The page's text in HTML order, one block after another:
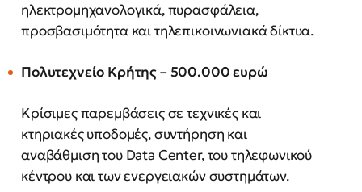
ηλεκτρομηχανολογικά, πυρασφάλεια,
προσβασιμότητα και τηλεπικοινωνιακά δίκτυα.
Πολυτεχνείο Κρήτης – 500.000 ευρώ
Κρίσιμες παρεμβάσεις σε τεχνικές και
κτηριακές υποδομές, συντήρηση και
αναβάθμιση του Data Center, του τηλεφωνικού
κέντρου και των ενεργειακών συστημάτων.